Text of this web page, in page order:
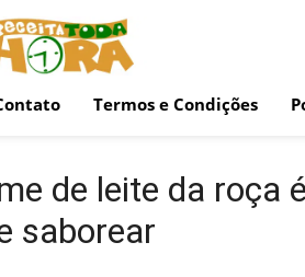
Termos e Condições
de leite da roça
saborear